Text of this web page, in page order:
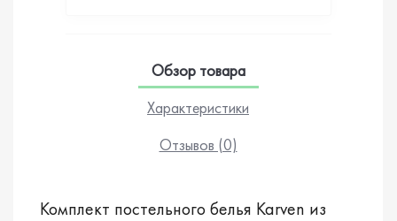
Обзор товара
Характеристики
Отзывов (0)
Комплект постельного белья Karven из